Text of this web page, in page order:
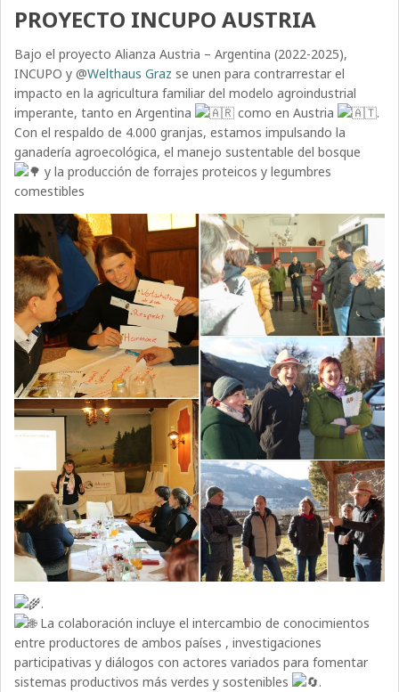
PROYECTO INCUPO AUSTRIA
Bajo el proyecto Alianza Austria – Argentina (2022-2025),
INCUPO y @Welthaus Graz se unen para contrarrestar el
impacto en la agricultura familiar del modelo agroindustrial
imperante, tanto en Argentina
como en Austria
.
Con el respaldo de 4.000 granjas, estamos impulsando la
ganadería agroecológica, el manejo sustentable del bosque
y la producción de forrajes proteicos y legumbres
comestibles
.
La colaboración incluye el intercambio de conocimientos
entre productores de ambos países , investigaciones
participativas y diálogos con actores variados para fomentar
sistemas productivos más verdes y sostenibles
.